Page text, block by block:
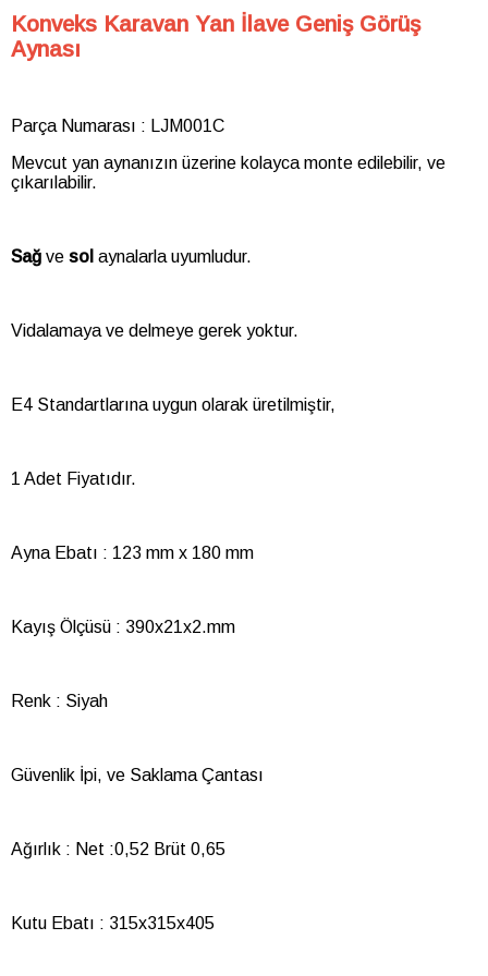
Konveks Karavan Yan İlave Geniş Görüş
Aynası
Parça Numarası : LJM001C
Mevcut yan aynanızın üzerine kolayca monte edilebilir, ve
çıkarılabilir.
Sağ ve sol aynalarla uyumludur.
Vidalamaya ve delmeye gerek yoktur.
E4 Standartlarına uygun olarak üretilmiştir,
1 Adet Fiyatıdır.
Ayna Ebatı : 123 mm x 180 mm
Kayış Ölçüsü : 390x21x2.mm
Renk : Siyah
Güvenlik İpi, ve Saklama Çantası
Ağırlık : Net :0,52 Brüt 0,65
Kutu Ebatı : 315x315x405